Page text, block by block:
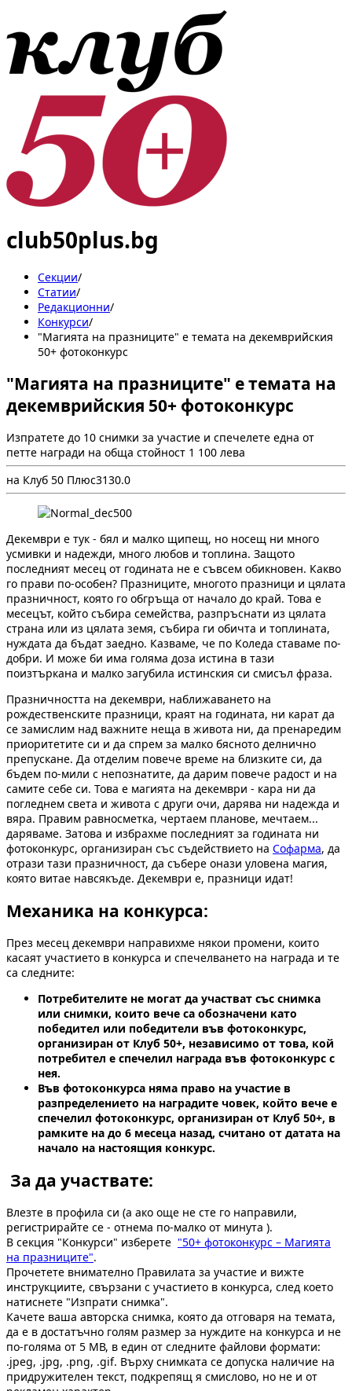
club50plus.bg
Секции/
Статии/
Редакционни/
Конкурси/
"Магията на празниците" е темата на декемврийския
50+ фотоконкурс
"Магията на празниците" е темата на
декемврийския 50+ фотоконкурс
Изпратете до 10 снимки за участие и спечелете една от
петте награди на обща стойност 1 100 лева
на Клуб 50 Плюс3130.0
Декември е тук - бял и малко щипещ, но носещ ни много
усмивки и надежди, много любов и топлина. Защото
последният месец от годината не е съвсем обикновен. Какво
го прави по-особен? Празниците, многото празници и цялата
празничност, която го обгръща от начало до край. Това е
месецът, който събира семейства, разпръснати из цялата
страна или из цялата земя, събира ги обичта и топлината,
нуждата да бъдат заедно. Казваме, че по Коледа ставаме по-
добри. И може би има голяма доза истина в тази
поизтъркана и малко загубила истинския си смисъл фраза.
Празничността на декември, наближаването на
рождественските празници, краят на годината, ни карат да
се замислим над важните неща в живота ни, да пренаредим
приоритетите си и да спрем за малко бясното делнично
препускане. Да отделим повече време на близките си, да
бъдем по-мили с непознатите, да дарим повече радост и на
самите себе си. Това е магията на декември - кара ни да
погледнем света и живота с други очи, дарява ни надежда и
вяра. Правим равносметка, чертаем планове, мечтаем...
даряваме. Затова и избрахме последният за годината ни
фотоконкурс, организиран със съдействието на Софарма, да
отрази тази празничност, да събере онази уловена магия,
която витае навсякъде. Декември е, празници идат!
Механика на конкурса:
През месец декември направихме някои промени, които
касаят участието в конкурса и спечелването на награда и те
са следните:
Потребителите не могат да участват със снимка
или снимки, които вече са обозначени като
победител или победители във фотоконкурс,
организиран от Клуб 50+, независимо от това, кой
потребител е спечелил награда във фотоконкурс с
нея.
Във фотоконкурса няма право на участие в
разпределението на наградите човек, който вече е
спечелил фотоконкурс, организиран от Клуб 50+, в
рамките на до 6 месеца назад, считано от датата на
начало на настоящия конкурс.
За да участвате:
Влезте в профила си (а ако още не сте го направили,
регистрирайте се - отнема по-малко от минута ).
В секция "Конкурси" изберете "50+ фотоконкурс – Магията
на празниците".
Прочетете внимателно Правилата за участие и вижте
инструкциите, свързани с участието в конкурса, след което
натиснете "Изпрати снимка".
Качете ваша авторска снимка, която да отговаря на темата,
да е в достатъчно голям размер за нуждите на конкурса и не
по-голяма от 5 МВ, в един от следните файлови формати:
.jpeg, .jpg, .png, .gif. Върху снимката се допуска наличие на
придружителен текст, подкрепящ я смислово, но не и от